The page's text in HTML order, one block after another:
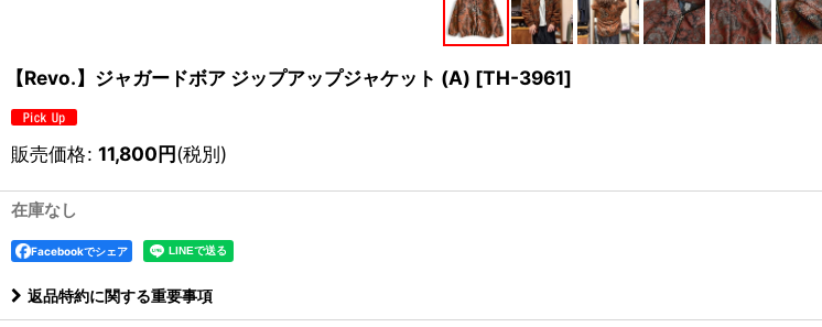
【Revo.】ジャガードボア ジップアップジャケット (A) [TH-3961]
販売価格: 11,800円(税別)
在庫なし
Facebookでシェア
返品特約に関する重要事項